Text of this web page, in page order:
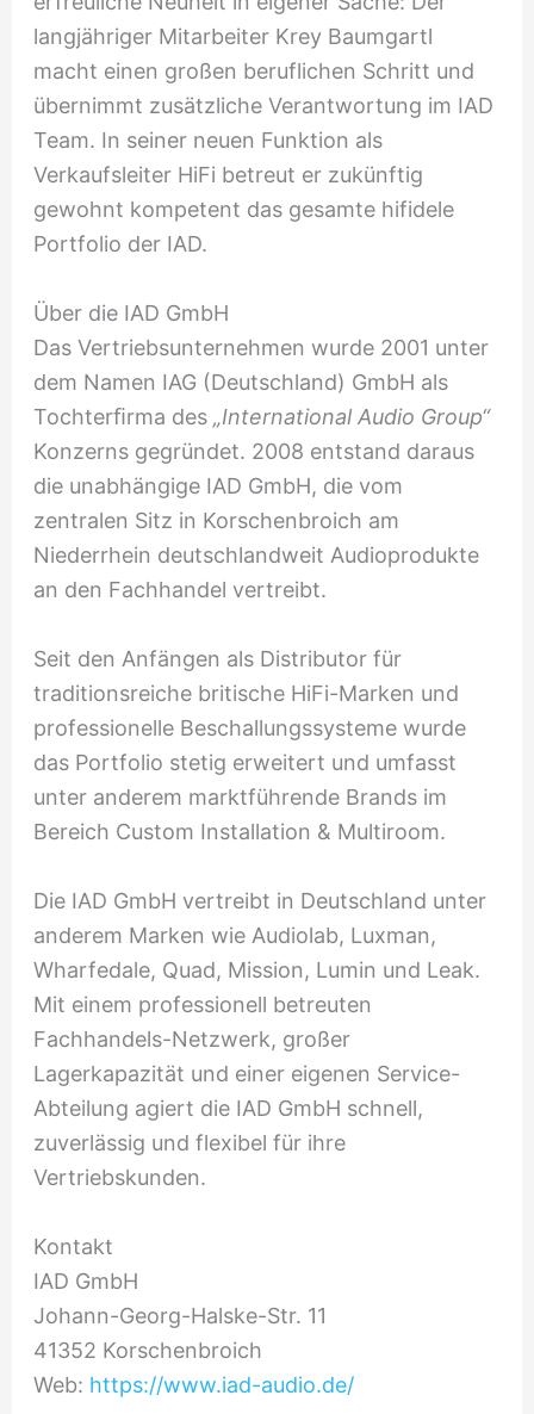
langjähriger Mitarbeiter Krey Baumgartl
macht einen großen beruflichen Schritt und
übernimmt zusätzliche Verantwortung im IAD
Team. In seiner neuen Funktion als
Verkaufsleiter HiFi betreut er zukünftig
gewohnt kompetent das gesamte hifidele
Portfolio der IAD.
Über die IAD GmbH
Das Vertriebsunternehmen wurde 2001 unter
dem Namen IAG (Deutschland) GmbH als
Tochterﬁrma des „International Audio Group“
Konzerns gegründet. 2008 entstand daraus
die unabhängige IAD GmbH, die vom
zentralen Sitz in Korschenbroich am
Niederrhein deutschlandweit Audioprodukte
an den Fachhandel vertreibt.
Seit den Anfängen als Distributor für
traditionsreiche britische HiFi-Marken und
professionelle Beschallungssysteme wurde
das Portfolio stetig erweitert und umfasst
unter anderem marktführende Brands im
Bereich Custom Installation & Multiroom.
Die IAD GmbH vertreibt in Deutschland unter
anderem Marken wie Audiolab, Luxman,
Wharfedale, Quad, Mission, Lumin und Leak.
Mit einem professionell betreuten
Fachhandels-Netzwerk, großer
Lagerkapazität und einer eigenen Service-
Abteilung agiert die IAD GmbH schnell,
zuverlässig und flexibel für ihre
Vertriebskunden.
Kontakt
IAD GmbH
Johann-Georg-Halske-Str. 11
41352 Korschenbroich
Web: https://www.iad-audio.de/